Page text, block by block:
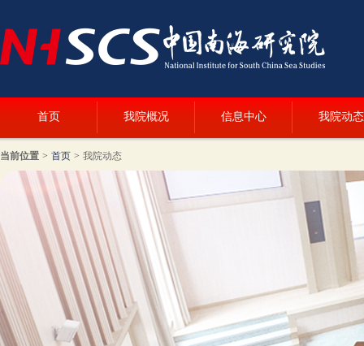
首页 我院概况 信息中心 我院动态
当前位置 > 首页 > 我院动态